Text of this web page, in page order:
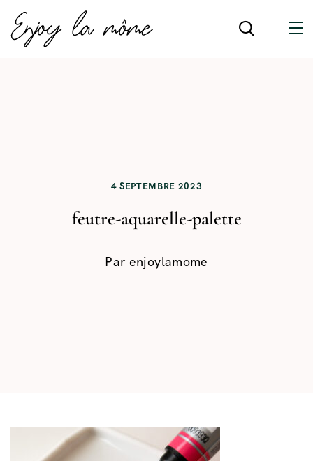
4 SEPTEMBRE 2023
feutre-aquarelle-palette
Par enjoylamome